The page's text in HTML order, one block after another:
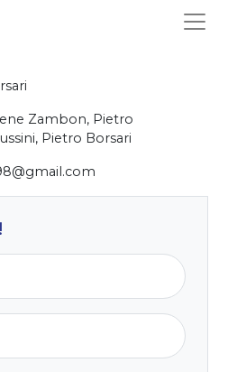
Zambon, Pietro
Pietro Borsari